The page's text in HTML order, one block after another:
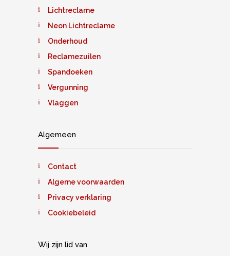
Lichtreclame
Neon Lichtreclame
Onderhoud
Reclamezuilen
Spandoeken
Vergunning
Vlaggen
Algemeen
Contact
Algeme voorwaarden
Privacy verklaring
Cookiebeleid
Wij zijn lid van